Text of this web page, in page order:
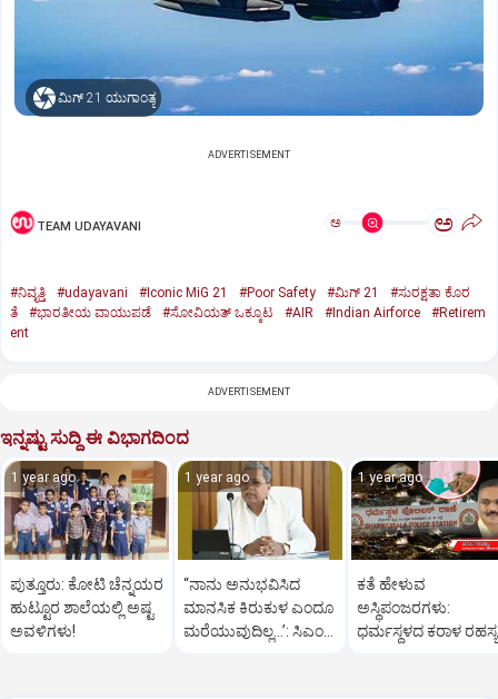
ಮಿಗ್‌ 21 ಯುಗಾಂತ್ಯ
ADVERTISEMENT
TEAM UDAYAVANI ಅ ಅ
#ನಿವೃತ್ತಿ #udayavani #Iconic MiG 21 #Poor Safety #ಮಿಗ್‌ 21
#ಸುರಕ್ಷತಾ ಕೊರ
ತೆ
#ಭಾರತೀಯ ವಾಯುಪಡೆ #ಸೋವಿಯತ್‌ ಒಕ್ಕೂಟ #AIR #Indian Airforce
#Retirem
ent
ADVERTISEMENT
ಇನ್ನಷ್ಟು ಸುದ್ದಿ ಈ ವಿಭಾಗದಿಂದ
1 year ago
ಪುತ್ತೂರು: ಕೋಟಿ ಚೆನ್ನಯರ
ಹುಟ್ಟೂರ ಶಾಲೆಯಲ್ಲಿ ಅಷ್ಟ
ಅವಳಿಗಳು!
1 year ago
“ನಾನು ಅನುಭವಿಸಿದ
ಮಾನಸಿಕ ಕಿರುಕುಳ ಎಂದೂ
ಮರೆಯುವುದಿಲ್ಲ…’: ಸಿಎಂ
1 year ago
ಕತೆ ಹೇಳುವ
ಅಸ್ಥಿಪಂಜರಗಳು:
ಧರ್ಮಸ್ಥಳದ‌ ಕರಾಳ ರಹಸ್ಯ